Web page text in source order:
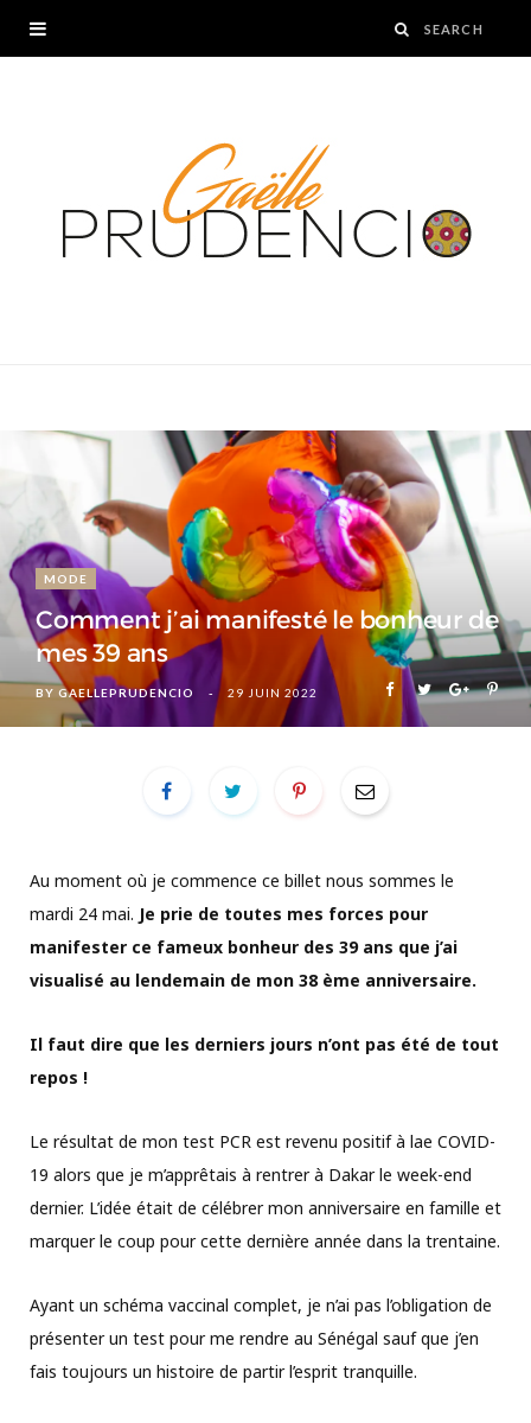
MODE
Comment j’ai manifesté le bonheur de
mes 39 ans
BY GAELLEPRUDENCIO 29 JUIN 2022
Au moment où je commence ce billet nous sommes le
mardi 24 mai. Je prie de toutes mes forces pour
manifester ce fameux bonheur des 39 ans que j’ai
visualisé au lendemain de mon 38 ème anniversaire.
Il faut dire que les derniers jours n’ont pas été de tout
repos !
Le résultat de mon test PCR est revenu positif à lae COVID-
19 alors que je m’apprêtais à rentrer à Dakar le week-end
dernier. L’idée était de célébrer mon anniversaire en famille et
marquer le coup pour cette dernière année dans la trentaine.
Ayant un schéma vaccinal complet, je n’ai pas l’obligation de
présenter un test pour me rendre au Sénégal sauf que j’en
fais toujours un histoire de partir l’esprit tranquille.